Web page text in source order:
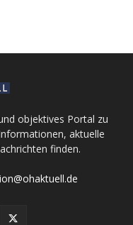
objektives Portal zu
aktuelle
finden.